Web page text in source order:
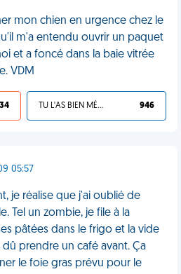
mon chien en urgence chez le
m'a entendu ouvrir un paquet
et a foncé dans la baie vitrée
VDM
TU L'AS BIEN MÉRITÉ 946
05:57
je réalise que j'ai oublié de
Tel un zombie, je file à la
pâtées dans le frigo et la vide
dû prendre un café avant. Ça
le foie gras prévu pour le